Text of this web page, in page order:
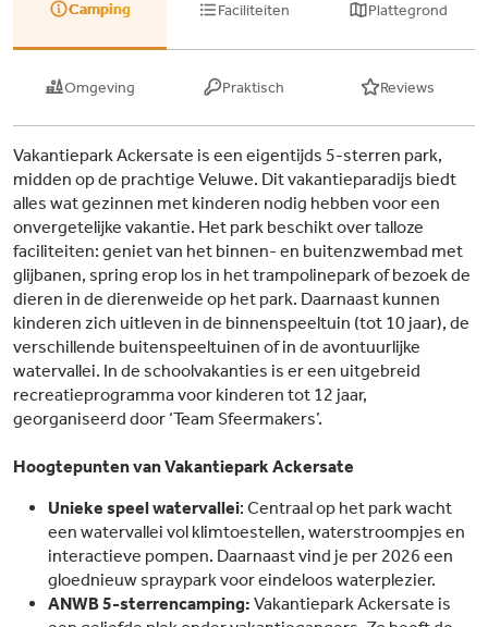
Camping Faciliteiten Plattegrond
Omgeving Praktisch Reviews
Vakantiepark Ackersate is een eigentijds 5-sterren park,
midden op de prachtige Veluwe. Dit vakantieparadijs biedt
alles wat gezinnen met kinderen nodig hebben voor een
onvergetelijke vakantie. Het park beschikt over talloze
faciliteiten: geniet van het binnen- en buitenzwembad met
glijbanen, spring erop los in het trampolinepark of bezoek de
dieren in de dierenweide op het park. Daarnaast kunnen
kinderen zich uitleven in de binnenspeeltuin (tot 10 jaar), de
verschillende buitenspeeltuinen of in de avontuurlijke
watervallei. In de schoolvakanties is er een uitgebreid
recreatieprogramma voor kinderen tot 12 jaar,
georganiseerd door ‘Team Sfeermakers’.
Hoogtepunten van Vakantiepark Ackersate
Unieke speel watervallei: Centraal op het park wacht
een watervallei vol klimtoestellen, waterstroompjes en
interactieve pompen. Daarnaast vind je per 2026 een
gloednieuw spraypark voor eindeloos waterplezier.
ANWB 5-sterrencamping: Vakantiepark Ackersate is